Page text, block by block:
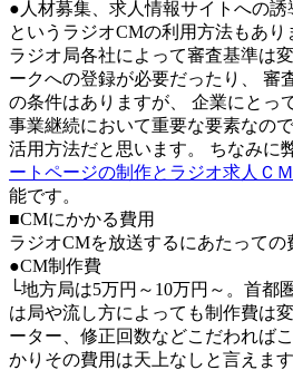
●人材募集、求人情報サイトへの誘
というラジオCMの利用方法もあり
ラジオ局各社によって審査基準は
ークへの登録が必要だったり、 審
の条件はありますが、 企業にとっ
事業継続において重要な要素なの
活用方法だと思います。 ちなみに
ートページの制作とラジオ求人ＣＭ
能です。
■CMにかかる費用
ラジオCMを放送するにあたっての
●CM制作費
└地方局は5万円～10万円～。首都
は局や流し方によっても制作費は
ーター、修正回数などこだわれば
かりその費用は天上なしと言えま